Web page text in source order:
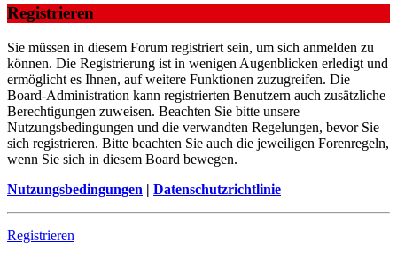
Registrieren
Sie müssen in diesem Forum registriert sein, um sich anmelden zu
können. Die Registrierung ist in wenigen Augenblicken erledigt und
ermöglicht es Ihnen, auf weitere Funktionen zuzugreifen. Die
Board-Administration kann registrierten Benutzern auch zusätzliche
Berechtigungen zuweisen. Beachten Sie bitte unsere
Nutzungsbedingungen und die verwandten Regelungen, bevor Sie
sich registrieren. Bitte beachten Sie auch die jeweiligen Forenregeln,
wenn Sie sich in diesem Board bewegen.
Nutzungsbedingungen | Datenschutzrichtlinie
Registrieren